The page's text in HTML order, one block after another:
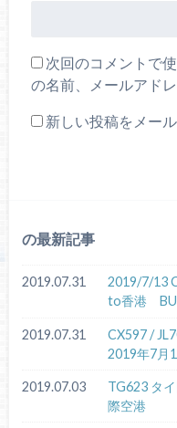
次回のコメントで
の名前、メールアド
新しい投稿をメー
の最新記事
2019.07.31
2019/7/13
to香港
2019.07.31
CX597 /
2019年7月
2019.07.03
TG623 タ
際空港